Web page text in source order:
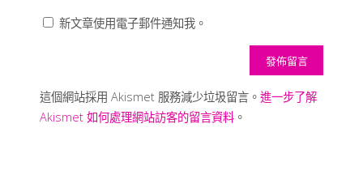
新文章使用電子郵件通知我。
這個網站採用 Akismet 服務減少垃圾留言。 進一步了解
Akismet 如何處理網站訪客的留言資料。